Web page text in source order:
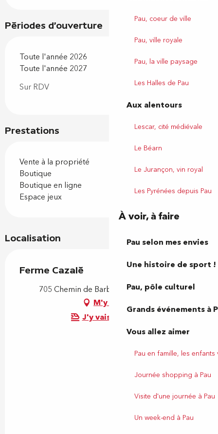
Pau, coeur de ville
Pau, ville royale
Pau, la ville paysage
Les Halles de Pau
Aux alentours
Lescar, cité médiévale
Le Béarn
Le Jurançon, vin royal
Les Pyrénées depuis Pau
À voir, à faire
Pau selon mes envies
Une histoire de sport !
Pau, pôle culturel
Grands événements à
Vous allez aimer
Pau en famille, les
Journée shopping à Pau
Visite d'une journée à Pau
Un week-end à Pau
Prestations
Vente à la propriété
Boutique
Boutique en ligne
Espace jeux
Périodes d'ouverture
Toute l'année 2026
Toute l'année 2027
Sur RDV
Localisation
Ferme Cazalé
705 Chemin de Barbe, 64290 Bosdarros
M'y rendre
J'y vais en train !